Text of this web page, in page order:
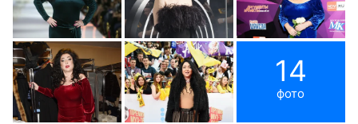
14
фото